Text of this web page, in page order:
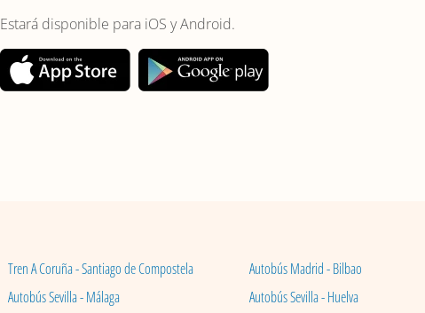
Estará disponible para iOS y Android.
Tren A Coruña - Santiago de Compostela Autobús Madrid - Bilbao
Autobús Sevilla - Málaga Autobús Sevilla - Huelva